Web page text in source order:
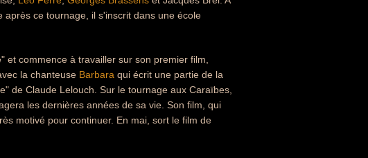
après ce tournage, il s'inscrit dans une école
et commence à travailler sur son premier film,
la chanteuse Barbara qui écrit une partie de la
de Claude Lelouch. Sur le tournage aux Caraïbes,
les dernières années de sa vie. Son film, qui
motivé pour continuer. En mai, sort le film de